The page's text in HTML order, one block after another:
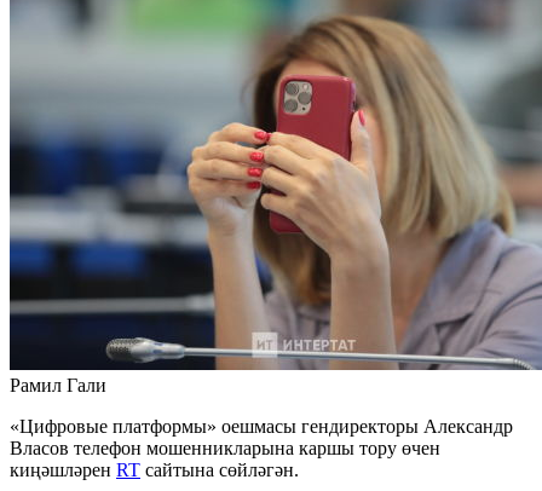
Рамил Гали
«Цифровые платформы» оешмасы гендиректоры Александр
Власов телефон мошенникларына каршы тору өчен
киңәшләрен RT сайтына сөйләгән.